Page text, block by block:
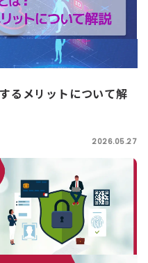
るメリットについて解
2026.05.27